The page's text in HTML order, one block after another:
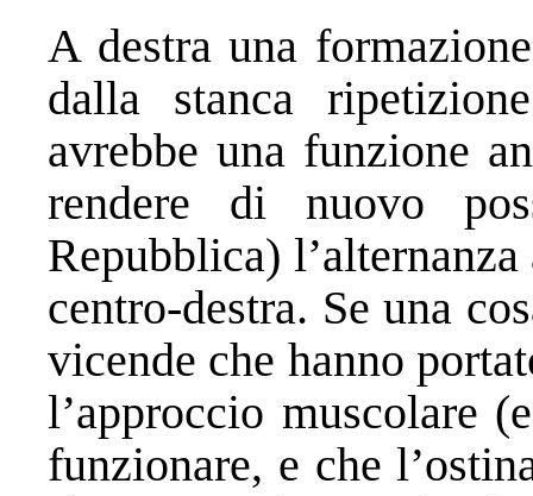
A destra una
dalla stanca
avrebbe una funzione
rendere di nuovo
Repubblica)
centro-destra. Se una
vicende che hanno
l’approccio muscolare
funzionare, e che